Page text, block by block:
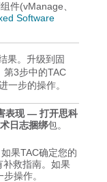
件(vManage、
Software
果。升级到固
第3步中的TAC
一步的操作。
表现 — 打开思科
日志捆绑包。
果TAC确定您的
救指南。如果
操作。